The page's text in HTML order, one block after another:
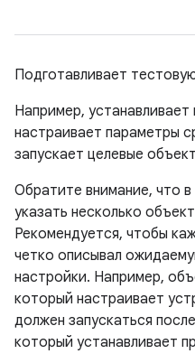
Подготавливает
Например,
настраивает параметры
запускает целевые
Обратите внимание, что
указать несколько
Рекомендуется, чтобы
четко описывал
настройки. Например,
который настраивает
должен запускаться
который устанавливает